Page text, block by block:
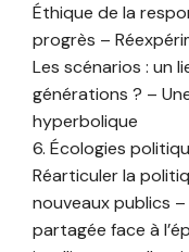
Éthique de la
progrès –
Les scénarios : un
générations ? –
hyperbolique
6. Écologies
Réarticuler la
nouveaux publics
partagée face à